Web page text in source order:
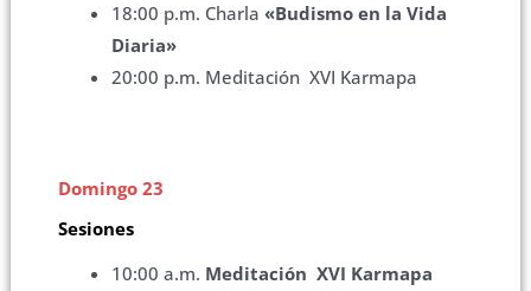
18:00 p.m. Charla «Budismo en la Vida
Diaria»
20:00 p.m. Meditación XVI Karmapa
Domingo 23
Sesiones
10:00 a.m. Meditación XVI Karmapa